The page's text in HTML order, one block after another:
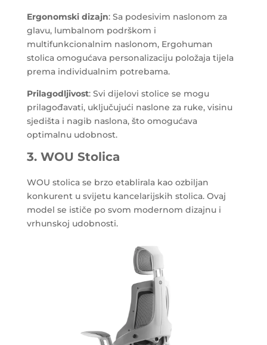
Ergonomski dizajn: Sa podesivim naslonom za
glavu, lumbalnom podrškom i
multifunkcionalnim naslonom, Ergohuman
stolica omogućava personalizaciju položaja tijela
prema individualnim potrebama.
Prilagodljivost: Svi dijelovi stolice se mogu
prilagođavati, uključujući naslone za ruke, visinu
sjedišta i nagib naslona, što omogućava
optimalnu udobnost.
3. WOU Stolica
WOU stolica se brzo etablirala kao ozbiljan
konkurent u svijetu kancelarijskih stolica. Ovaj
model se ističe po svom modernom dizajnu i
vrhunskoj udobnosti.